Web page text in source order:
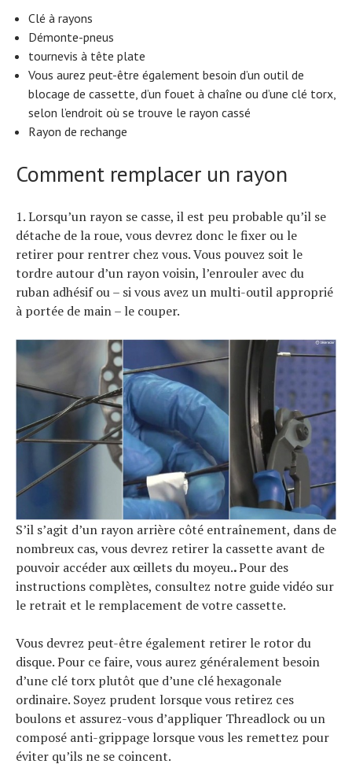
Clé à rayons
Démonte-pneus
tournevis à tête plate
Vous aurez peut-être également besoin d’un outil de
blocage de cassette, d’un fouet à chaîne ou d’une clé torx,
selon l’endroit où se trouve le rayon cassé
Rayon de rechange
Comment remplacer un rayon
1. Lorsqu’un rayon se casse, il est peu probable qu’il se
détache de la roue, vous devrez donc le fixer ou le
retirer pour rentrer chez vous. Vous pouvez soit le
tordre autour d’un rayon voisin, l’enrouler avec du
ruban adhésif ou – si vous avez un multi-outil approprié
à portée de main – le couper.
S’il s’agit d’un rayon arrière côté entraînement, dans de
nombreux cas, vous devrez retirer la cassette avant de
pouvoir accéder aux œillets du moyeu..Pour des
instructions complètes, consultez notre guide vidéo sur
le retrait et le remplacement de votre cassette.
Vous devrez peut-être également retirer le rotor du
disque. Pour ce faire, vous aurez généralement besoin
d’une clé torx plutôt que d’une clé hexagonale
ordinaire. Soyez prudent lorsque vous retirez ces
boulons et assurez-vous d’appliquer Threadlock ou un
composé anti-grippage lorsque vous les remettez pour
éviter qu’ils ne se coincent.